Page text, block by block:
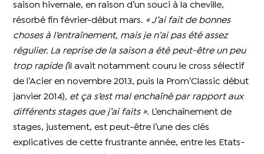
saison hivernale, en raison d’un souci à la cheville,
résorbé fin février-début mars. « J’ai fait de bonnes
choses à l’entraînement, mais je n’ai pas été assez
régulier. La reprise de la saison a été peut-être un peu
trop rapide (il avait notamment couru le cross sélectif
de l’Acier en novembre 2013, puis la Prom’Classic début
janvier 2014), et ça s’est mal enchaîné par rapport aux
différents stages que j’ai faits ». L’enchaînement de
stages, justement, est peut-être l’une des clés
explicatives de cette frustrante année, entre les Etats-